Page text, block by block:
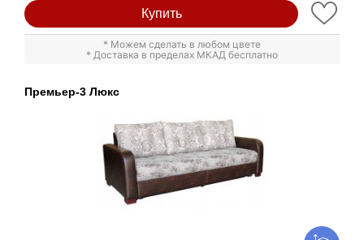
Купить
* Можем сделать в любом цвете
* Доставка в пределах МКАД бесплатно
Премьер-3 Люкс